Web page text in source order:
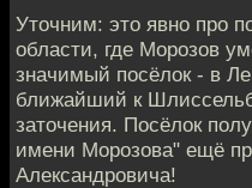
Уточним: это явно про
области, где Морозов
значимый посёлок - в
ближайший к
заточения. Посёлок
имени Морозова" ещё
Александровича!